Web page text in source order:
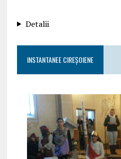
Detalii
INSTANTANEE CIREȘOIENE